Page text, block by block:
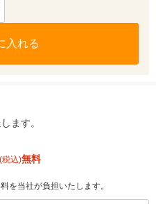
入れる
ます。
(税込)無料
を当社が負担いたします。